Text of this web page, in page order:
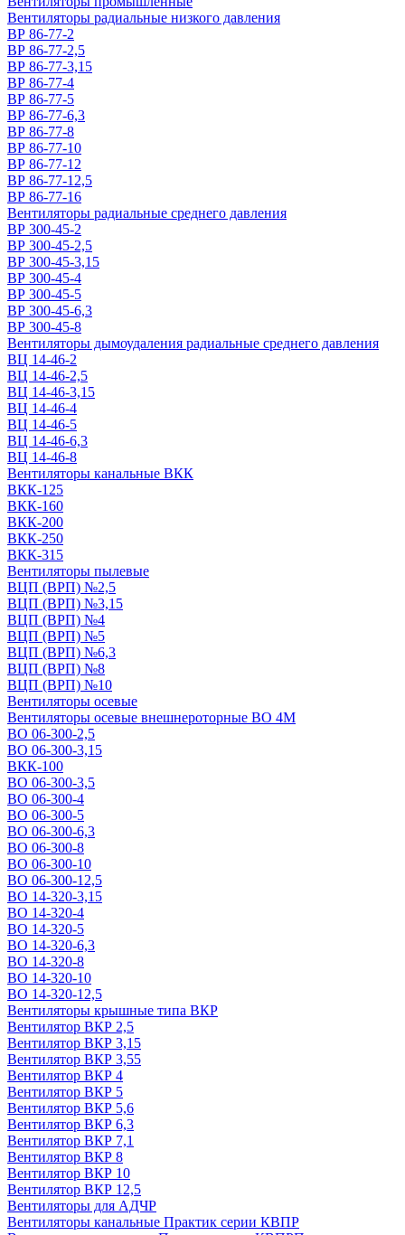
Вентиляторы радиальные низкого давления
ВР 86-77-2
ВР 86-77-2,5
ВР 86-77-3,15
ВР 86-77-4
ВР 86-77-5
ВР 86-77-6,3
ВР 86-77-8
ВР 86-77-10
ВР 86-77-12
ВР 86-77-12,5
ВР 86-77-16
Вентиляторы радиальные среднего давления
ВР 300-45-2
ВР 300-45-2,5
ВР 300-45-3,15
ВР 300-45-4
ВР 300-45-5
ВР 300-45-6,3
ВР 300-45-8
Вентиляторы дымоудаления радиальные среднего давления
ВЦ 14-46-2
ВЦ 14-46-2,5
ВЦ 14-46-3,15
ВЦ 14-46-4
ВЦ 14-46-5
ВЦ 14-46-6,3
ВЦ 14-46-8
Вентиляторы канальные ВКК
ВКК-125
ВКК-160
ВКК-200
ВКК-250
ВКК-315
Вентиляторы пылевые
ВЦП (ВРП) №2,5
ВЦП (ВРП) №3,15
ВЦП (ВРП) №4
ВЦП (ВРП) №5
ВЦП (ВРП) №6,3
ВЦП (ВРП) №8
ВЦП (ВРП) №10
Вентиляторы осевые
Вентиляторы осевые внешнероторные ВО 4М
ВО 06-300-2,5
ВО 06-300-3,15
ВКК-100
ВО 06-300-3,5
ВО 06-300-4
ВО 06-300-5
ВО 06-300-6,3
ВО 06-300-8
ВО 06-300-10
ВО 06-300-12,5
ВО 14-320-3,15
ВО 14-320-4
ВО 14-320-5
ВО 14-320-6,3
ВО 14-320-8
ВО 14-320-10
ВО 14-320-12,5
Вентиляторы крышные типа ВКР
Вентилятор ВКР 2,5
Вентилятор ВКР 3,15
Вентилятор ВКР 3,55
Вентилятор ВКР 4
Вентилятор ВКР 5
Вентилятор ВКР 5,6
Вентилятор ВКР 6,3
Вентилятор ВКР 7,1
Вентилятор ВКР 8
Вентилятор ВКР 10
Вентилятор ВКР 12,5
Вентиляторы для АДЧР
Вентиляторы канальные Практик серии КВПР